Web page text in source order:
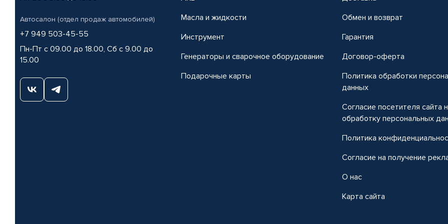
Автосалон (отдел продаж автомобилей)
+7 949 503-45-55
Пн-Пт с 09.00 до 18.00, Сб с 9.00 до
15.00
Масла и жидкости
Инструмент
Генераторы и сварочное оборудование
Подарочные карты
Обмен и возврат
Гарантия
Договор-оферта
Политика обработки
данных
Согласие посетителя сайта
обработку персональных
Политика
Согласие на получение
О нас
Карта сайта